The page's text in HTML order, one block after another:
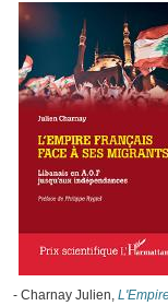
- Charnay Julien,